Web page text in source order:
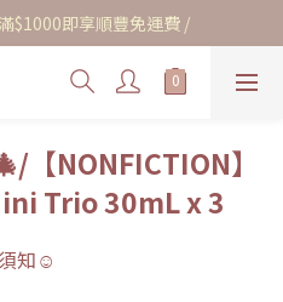
$1000即享順豐免運費 /
【NONFICTION】
Trio 30mL x 3
知☺︎